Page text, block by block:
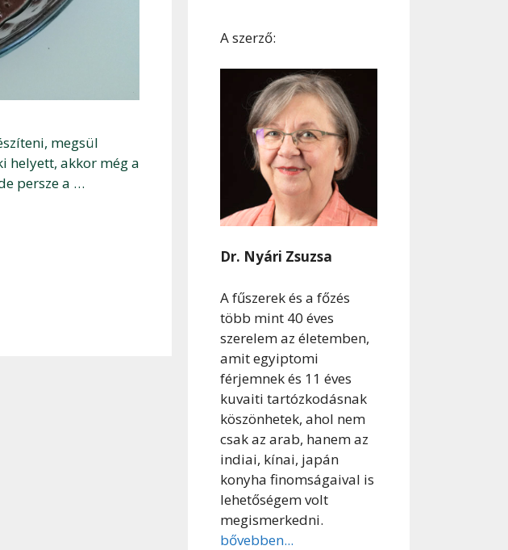
megsül
helyett, akkor még a
persze a …
A szerző:
Dr. Nyári Zsuzsa
A fűszerek és a főzés
több mint 40 éves
szerelem az életemben,
amit egyiptomi
férjemnek és 11 éves
kuvaiti tartózkodásnak
köszönhetek, ahol nem
csak az arab, hanem az
indiai, kínai, japán
konyha finomságaival is
lehetőségem volt
megismerkedni.
bővebben...